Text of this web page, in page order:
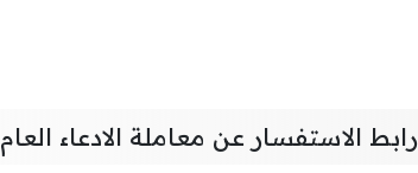
رابط الاستفسار عن معاملة الادعاء العام